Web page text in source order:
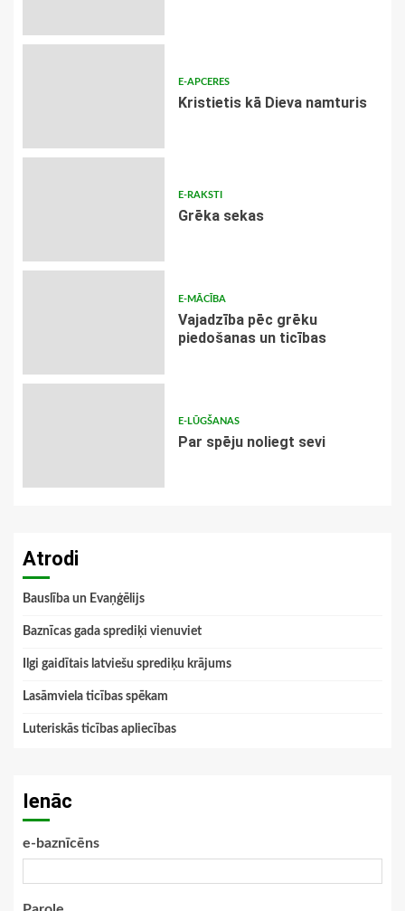
E-APCERES
Kristietis kā Dieva namturis
E-RAKSTI
Grēka sekas
E-MĀCĪBA
Vajadzība pēc grēku
piedošanas un ticības
E-LŪGŠANAS
Par spēju noliegt sevi
Atrodi
Bauslība un Evaņģēlijs
Baznīcas gada sprediķi vienuviet
Ilgi gaidītais latviešu sprediķu krājums
Lasāmviela ticības spēkam
Luteriskās ticības apliecības
Ienāc
e-baznīcēns